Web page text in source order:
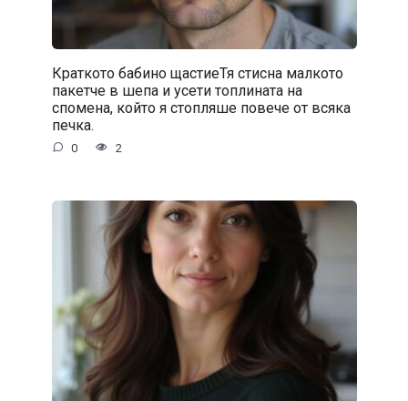
Краткото бабино щастиеТя стисна малкото
пакетче в шепа и усети топлината на
спомена, който я стопляше повече от всяка
печка.
0 2